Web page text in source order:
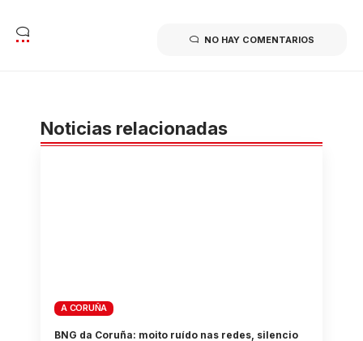
NO HAY COMENTARIOS
Noticias relacionadas
A CORUÑA
BNG da Coruña: moito ruído nas redes, silencio